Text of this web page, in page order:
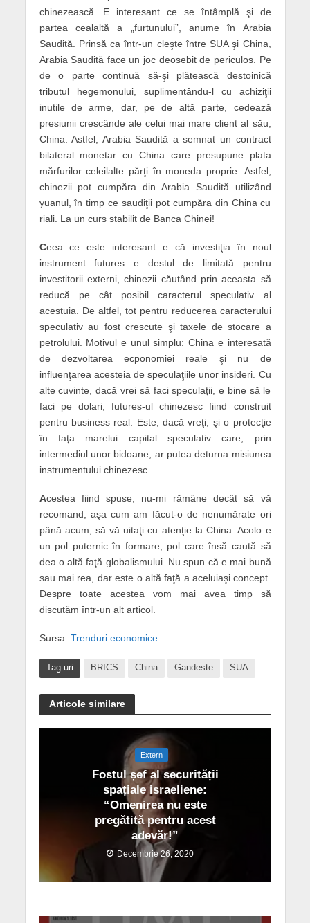
chinezească. E interesant ce se întâmplă şi de
partea cealaltă a „furtunului”, anume în Arabia
Saudită. Prinsă ca într-un cleşte între SUA şi China,
Arabia Saudită face un joc deosebit de periculos. Pe
de o parte continuă să-şi plătească destoinică
tributul hegemonului, suplimentându-l cu achiziţii
inutile de arme, dar, pe de altă parte, cedează
presiunii crescânde ale celui mai mare client al său,
China. Astfel, Arabia Saudită a semnat un contract
bilateral monetar cu China care presupune plata
mărfurilor celeilalte părţi în moneda proprie. Astfel,
chinezii pot cumpăra din Arabia Saudită utilizând
yuanul, în timp ce saudiţii pot cumpăra din China cu
riali. La un curs stabilit de Banca Chinei!
Ceea ce este interesant e că investiţia în noul
instrument futures e destul de limitată pentru
investitorii externi, chinezii căutând prin aceasta să
reducă pe cât posibil caracterul speculativ al
acestuia. De altfel, tot pentru reducerea caracterului
speculativ au fost crescute şi taxele de stocare a
petrolului. Motivul e unul simplu: China e interesată
de dezvoltarea ecponomiei reale şi nu de
influenţarea acesteia de speculaţiile unor insideri. Cu
alte cuvinte, dacă vrei să faci speculaţii, e bine să le
faci pe dolari, futures-ul chinezesc fiind construit
pentru business real. Este, dacă vreţi, şi o protecţie
în faţa marelui capital speculativ care, prin
intermediul unor bidoane, ar putea deturna misiunea
instrumentului chinezesc.
Acestea fiind spuse, nu-mi rămâne decât să vă
recomand, aşa cum am făcut-o de nenumărate ori
până acum, să vă uitaţi cu atenţie la China. Acolo e
un pol puternic în formare, pol care însă caută să
dea o altă faţă globalismului. Nu spun că e mai bună
sau mai rea, dar este o altă faţă a aceluiaşi concept.
Despre toate acestea vom mai avea timp să
discutăm într-un alt articol.
Sursa: Trenduri economice
Tag-uri BRICS China Gandeste SUA
Articole similare
Extern
Fostul șef al securității
spațiale israeliene:
“Omenirea nu este
pregătită pentru acest
adevăr!”
Decembrie 26, 2020